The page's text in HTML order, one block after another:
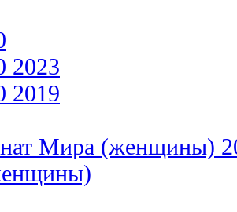
2023
2019
Мира (женщины)